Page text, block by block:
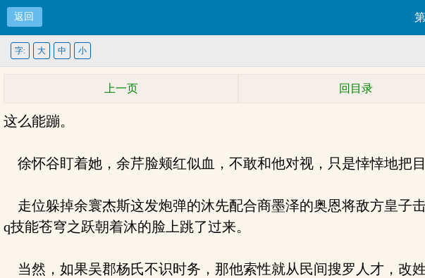
返回
字: 大 中 小
上一页 回目录
这么能蹦。
徐怀谷盯着她，余芹脸颊红似血，不敢和他对视，只是悻悻地把目
走位躲掉余寰杰斯这发炮弹的沐先配合商墨泽的奥恩将敌方皇子
q技能苍穹之跃朝着沐的脸上跳了过来。
当然，如果吴郡杨氏不识时务，那他索性就从民间搜罗人才，改